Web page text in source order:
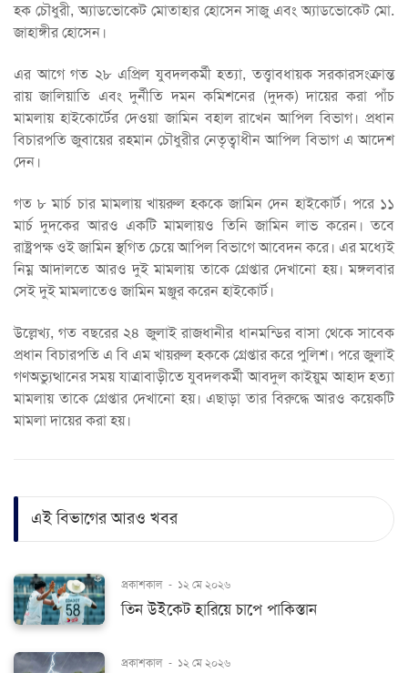
হক চৌধুরী, অ্যাডভোকেট মোতাহার হোসেন সাজু এবং অ্যাডভোকেট মো.
জাহাঙ্গীর হোসেন।
এর আগে গত ২৮ এপ্রিল যুবদলকর্মী হত্যা, তত্ত্বাবধায়ক সরকারসংক্রান্ত
রায় জালিয়াতি এবং দুর্নীতি দমন কমিশনের (দুদক) দায়ের করা পাঁচ
মামলায় হাইকোর্টের দেওয়া জামিন বহাল রাখেন আপিল বিভাগ। প্রধান
বিচারপতি জুবায়ের রহমান চৌধুরীর নেতৃত্বাধীন আপিল বিভাগ এ আদেশ
দেন।
গত ৮ মার্চ চার মামলায় খায়রুল হককে জামিন দেন হাইকোর্ট। পরে ১১
মার্চ দুদকের আরও একটি মামলায়ও তিনি জামিন লাভ করেন। তবে
রাষ্ট্রপক্ষ ওই জামিন স্থগিত চেয়ে আপিল বিভাগে আবেদন করে। এর মধ্যেই
নিম্ন আদালতে আরও দুই মামলায় তাকে গ্রেপ্তার দেখানো হয়। মঙ্গলবার
সেই দুই মামলাতেও জামিন মঞ্জুর করেন হাইকোর্ট।
উল্লেখ্য, গত বছরের ২৪ জুলাই রাজধানীর ধানমন্ডির বাসা থেকে সাবেক
প্রধান বিচারপতি এ বি এম খায়রুল হককে গ্রেপ্তার করে পুলিশ। পরে জুলাই
গণঅভ্যুত্থানের সময় যাত্রাবাড়ীতে যুবদলকর্মী আবদুল কাইয়ুম আহাদ হত্যা
মামলায় তাকে গ্রেপ্তার দেখানো হয়। এছাড়া তার বিরুদ্ধে আরও কয়েকটি
মামলা দায়ের করা হয়।
এই বিভাগের আরও খবর
প্রকাশকাল - ১২ মে ২০২৬
তিন উইকেট হারিয়ে চাপে পাকিস্তান
প্রকাশকাল - ১২ মে ২০২৬